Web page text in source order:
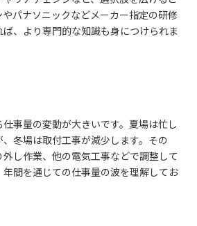
パナソニックなどメーカー指定の研修
、より専門的な知識も身につけられま
事量の変動が大きいです。夏場は忙し
冬場は取付工事が減少します。その
し作業、他の電気工事などで調整して
間を通じての仕事量の波を理解してお